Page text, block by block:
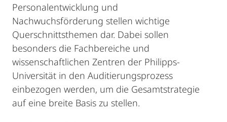
Personalentwicklung und
Nachwuchsförderung stellen wichtige
Querschnittsthemen dar. Dabei sollen
besonders die Fachbereiche und
wissenschaftlichen Zentren der Philipps-
Universität in den Auditierungsprozess
einbezogen werden, um die Gesamtstrategie
auf eine breite Basis zu stellen.